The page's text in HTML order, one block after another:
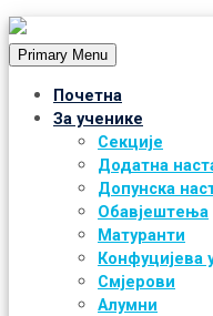
Primary Menu
Почетна
За ученике
Секције
Додатна
Допунска
Обавјештења
Матуранти
Конфуцијева
Смјерови
Алумни